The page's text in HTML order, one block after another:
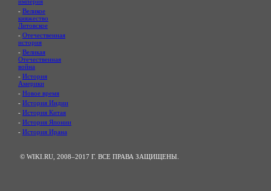
- Великое
княжество
Литовское
- Отечественная
история
- Великая
Отечественная
война
- История
Америки
- Новое время
- История Индии
- История Китая
- История Японии
- История Ирана
© WIKI.RU, 2008–2017 Г. ВСЕ ПРАВА ЗАЩИЩЕНЫ.